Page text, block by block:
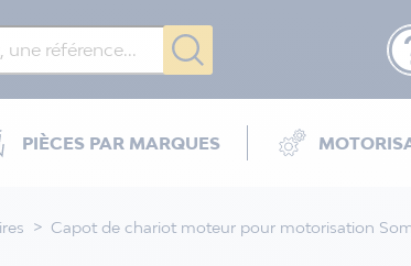
PIÈCES PAR MARQUES
Capot de chariot moteur pour motorisation